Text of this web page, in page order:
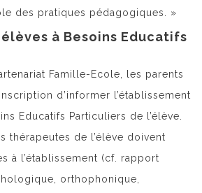
des pratiques pédagogiques. »
à Besoins Educatifs
Famille-Ecole, les parents
d’informer l’établissement
Educatifs Particuliers de l’élève.
thérapeutes de l’élève doivent
à l’établissement (cf. rapport
orthophonique,